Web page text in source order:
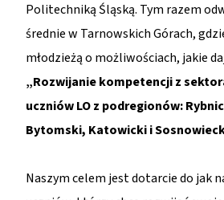
Politechniką Śląską. Tym razem
średnie w Tarnowskich Górach,
młodzieżą o możliwościach, jakie
„Rozwijanie kompetencji z
uczniów LO z podregionów:
Bytomski, Katowicki i
Naszym celem jest dotarcie do jak